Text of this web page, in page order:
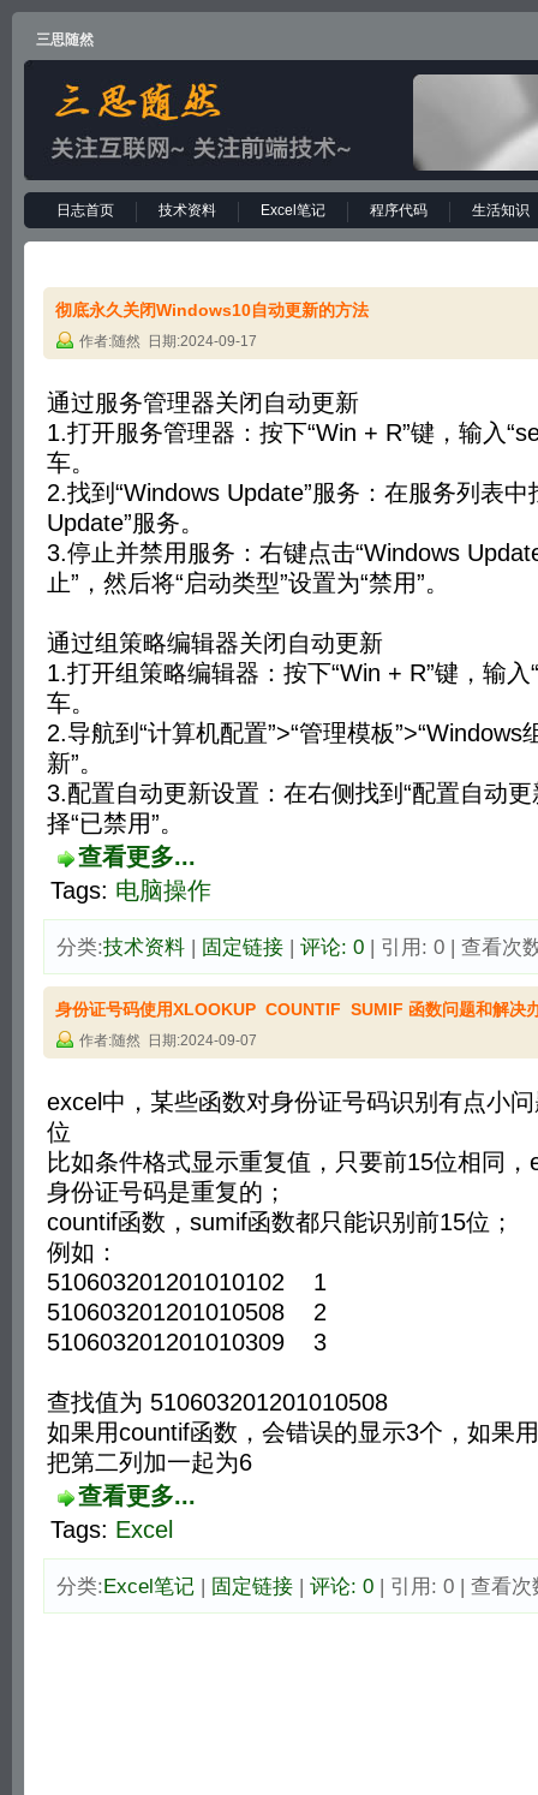
三思随然
日志首页 技术资料 Excel笔记 程序代码 生活知识
彻底永久关闭Windows10自动更新的方法
作者:随然 日期:2024-09-17
‌通过‌服务管理器关闭自动更新‌
1.打开服务管理器：按下“Win + R”键，输入
车。
2.找到“‌Windows Update”服务：在服务列表中
Update”服务。
3.停止并禁用服务：右键点击“Windows
止”，然后将“启动类型”设置为“禁用”。
‌通过‌组策略编辑器关闭自动更新‌
1.打开组策略编辑器：按下“Win + R”键，输入
车。
2.导航到“计算机配置”>“管理模板”>“Windows
新”。
3.配置自动更新设置：在右侧找到“配置自动更
择“已禁用”。
查看更多...
Tags: 电脑操作
分类:技术资料| 固定链接| 评论: 0| 引用: 0 | 查看次
身份证号码使用XLOOKUP COUNTIF SUMIF 函数问题和解决
作者:随然 日期:2024-09-07
excel中，某些函数对身份证号码识别有点小
位
比如条件格式显示重复值，只要前15位相同
身份证号码是重复的；
countif函数，sumif函数都只能识别前15位；
例如：
510603201201010102 1
510603201201010508 2
510603201201010309 3
查找值为 510603201201010508
如果用countif函数，会错误的显示3个，如果
把第二列加一起为6
查看更多...
Tags: Excel
分类:Excel笔记| 固定链接| 评论: 0| 引用: 0 | 查看次